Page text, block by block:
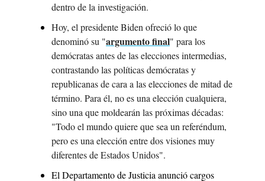
dentro de la investigación.
Hoy, el presidente Biden ofreció lo que
denominó su "argumento final" para los
demócratas antes de las elecciones intermedias,
contrastando las políticas demócratas y
republicanas de cara a las elecciones de mitad de
término. Para él, no es una elección cualquiera,
sino una que moldearán las próximas décadas:
"Todo el mundo quiere que sea un referéndum,
pero es una elección entre dos visiones muy
diferentes de Estados Unidos".
El Departamento de Justicia anunció cargos